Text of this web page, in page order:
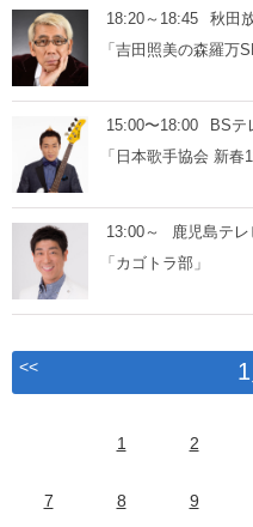
18:20～18:45
秋田
「吉田照美の森羅万
15:00〜18:00
BSテ
「日本歌手協会 新春
13:00～
鹿児島テレ
「カゴトラ部」
<<
1 2
7 8 9